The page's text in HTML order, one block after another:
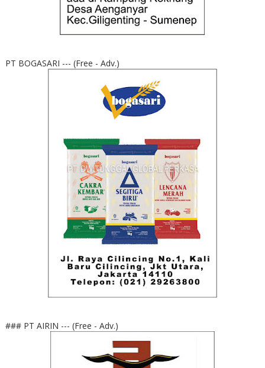
PT BOGASARI --- (Free - Adv.)
### PT AIRIN --- (Free - Adv.)